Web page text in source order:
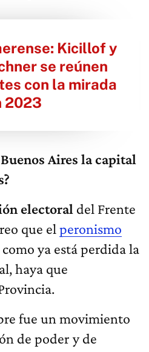
Kicillof y
se reúnen
con la mirada
2023
Aires la capital
electoral del Frente
que el peronismo
ya está perdida la
haya que
fue un movimiento
de poder y de